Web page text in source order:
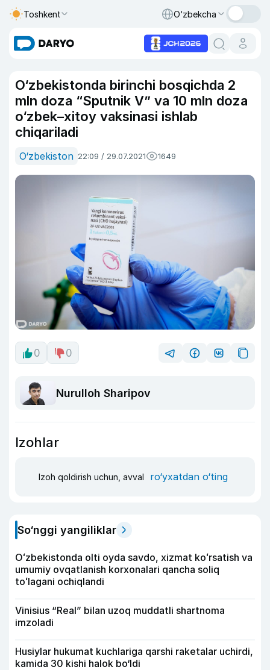
Toshkent O‘zbekcha
O‘zbekistonda birinchi bosqichda 2
mln doza “Sputnik V” va 10 mln doza
o‘zbek–xitoy vaksinasi ishlab
chiqariladi
O‘zbekiston 22:09 / 29.07.2021 1649
0 0
Nurulloh Sharipov
Izohlar
Izoh qoldirish uchun, avval ro‘yxatdan o‘ting
So‘nggi yangiliklar
Oʻzbekistonda olti oyda savdo, xizmat koʻrsatish va
umumiy ovqatlanish korxonalari qancha soliq
toʻlagani ochiqlandi
Vinisius “Real” bilan uzoq muddatli shartnoma
imzoladi
Husiylar hukumat kuchlariga qarshi raketalar uchirdi,
kamida 30 kishi halok bo‘ldi